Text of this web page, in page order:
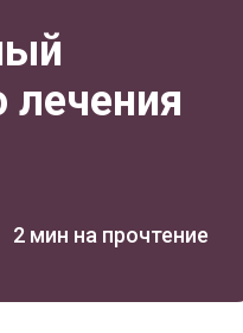
лечения
2 мин на прочтение